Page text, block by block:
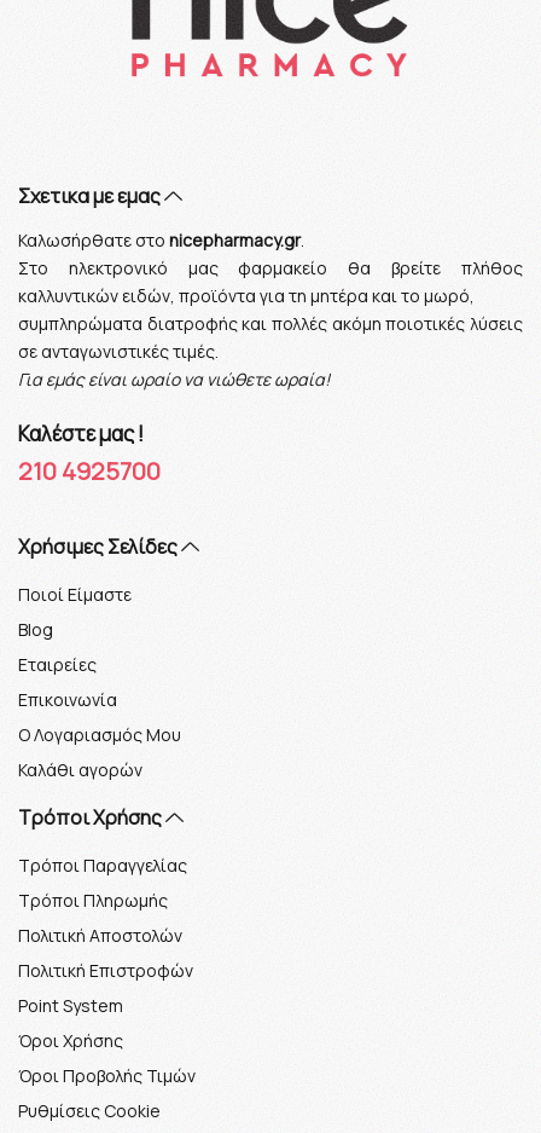
Σχετικα με εμας
Καλωσήρθατε στο nicepharmacy.gr.
Στο ηλεκτρονικό μας φαρμακείο θα βρείτε πλήθος
καλλυντικών ειδών, προϊόντα για τη μητέρα και το μωρό,
συμπληρώματα διατροφής και πολλές ακόμη ποιοτικές λύσεις
σε ανταγωνιστικές τιμές.
Για εμάς είναι ωραίο να νιώθετε ωραία!
Καλέστε μας !
210 4925700
Xρήσιμες Σελίδες
Ποιοί Είμαστε
Blog
Εταιρείες
Επικοινωνία
Ο Λογαριασμός Μου
Καλάθι αγορών
Τρόποι Χρήσης
Τρόποι Παραγγελίας
Τρόποι Πληρωμής
Πολιτική Αποστολών
Πολιτική Επιστροφών
Point System
Όροι Χρήσης
Όροι Προβολής Τιμών
Ρυθμίσεις Cookie